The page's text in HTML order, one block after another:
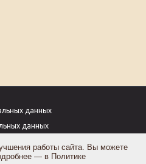
данных
данных
работы сайта. Вы можете
— в Политике